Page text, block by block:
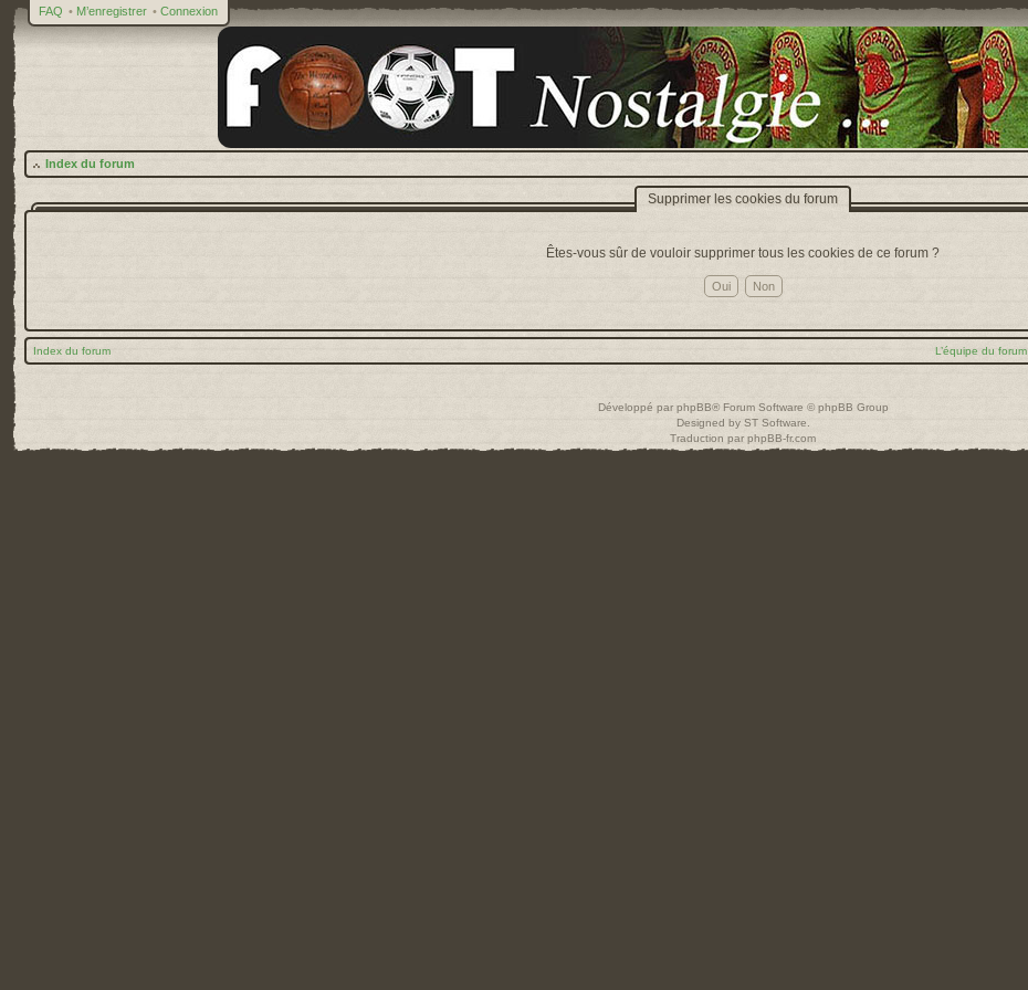
FAQ • M’enregistrer • Connexion
Index du forum
Supprimer les cookies du forum
Êtes-vous sûr de vouloir supprimer tous les cookies de ce forum ?
Index du forum L’équipe du forum
Développé par phpBB® Forum Software © phpBB Group
Designed by ST Software
Traduction par phpBB-fr.com